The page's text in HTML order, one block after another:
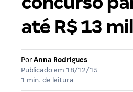
até R$ 13
Por Anna Rodrigues
Publicado em 18/12/15
1 min. de leitura